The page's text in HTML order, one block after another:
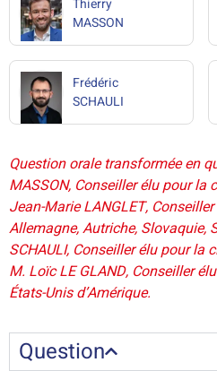
Thierry
MASSON
Frédéric
SCHAULI
Question orale transformée en
MASSON, Conseiller élu pour la
Jean-Marie LANGLET,
Allemagne, Autriche, Slovaquie,
SCHAULI, Conseiller élu pour la
M. Loïc LE GLAND, Conseiller
États-Unis d’Amérique.
Question